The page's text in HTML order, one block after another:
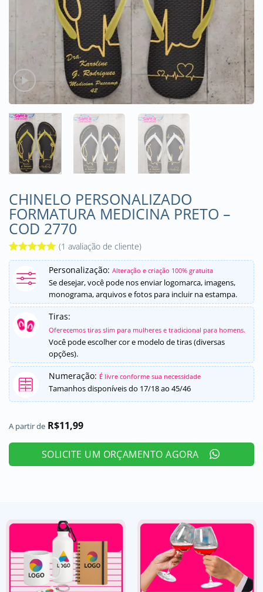
CHINELO PERSONALIZADO
FORMATURA MEDICINA PRETO –
COD 2770
Avaliado
como
de
5, com
baseado em
1
avaliação
de cliente
(1 avaliação de cliente)
Personalização: Alteração e criação 100% gratuita
Se desejar, você pode nos enviar logomarca, imagens,
monograma, arquivos e fotos para incluir na estampa.
Tiras:
Oferecemos tiras slim para mulheres e tradicional para homens.
Você pode escolher cor e modelo de tiras (diversas
opções).
Numeração: É livre conforme sua necessidade
Tamanhos disponíveis do 17/18 ao 45/46
A partir de R$11,99
SOLICITE UM ORÇAMENTO AGORA